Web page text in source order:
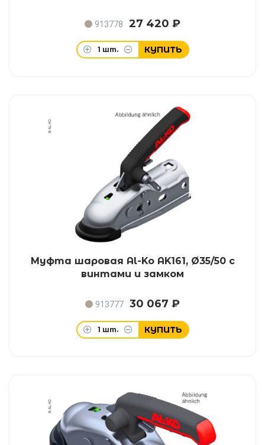
913778 27 420 ₽
1 шт. КУПИТЬ
Муфта шаровая Al-Ko AK161, Ø35/50 с
винтами и замком
913777 30 067 ₽
1 шт. КУПИТЬ